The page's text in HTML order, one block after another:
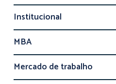
Institucional
MBA
Mercado de trabalho